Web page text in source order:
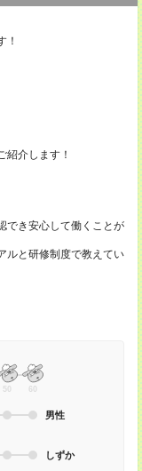
！
紹介します！
でき安心して働くことが
ルと研修制度で教えてい
50 60
男性
しずか